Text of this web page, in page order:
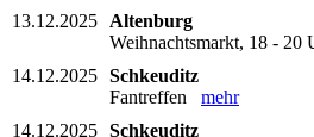
13.12.2025
Altenburg
Weihnachtsmarkt, 18 - 20
14.12.2025 Schkeuditz
Fantreffen mehr
14.12.2025 Schkeuditz